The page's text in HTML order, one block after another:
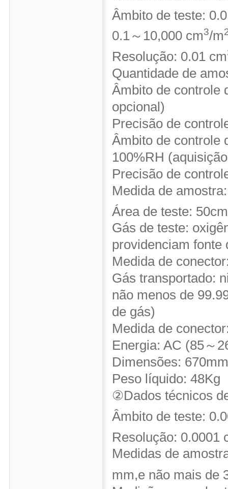
Âmbito de teste:
0.1～10,000 cm3/m
Resolução: 0.01 cm
Quantidade de
Âmbito de
opcional)
Precisão de
Âmbito de controle
100%RH
Precisão de
Medida de
Área de teste: 50cm
Gás de teste:
providenciam fonte
Medida de
Gás transportado:
não menos de
de gás)
Medida de
Energia: AC (85～
Dimensões:
Peso líquido: 48Kg
②Dados técnicos
Âmbito de teste:
Resolução: 0.0001
Medidas de
mm,e não mais de